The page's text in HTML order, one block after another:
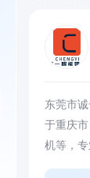
东莞市
于重庆
机等，专